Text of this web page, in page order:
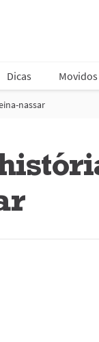
Dicas
nassar